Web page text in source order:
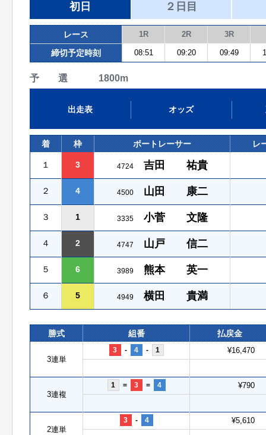
初日 ２日目
レース 1R 2R 3R
締切予定時刻 08:51 09:20 09:49
予 選 1800m
出走表 オッズ
着 枠 ボートレーサー レ
１ 3 4724 吉田 祐貴
２ 4 4500 山田 康二
３ 1 3335 小菅 文隆
４ 2 4747 山戸 信二
５ 6 3989 熊本 英一
６ 5 4949 横田 貴満
勝式 組番 払戻金
3連単
3 - 4 - 1 ¥16,470
3連複
1 = 3 = 4 ¥790
2連単
3 - 4 ¥5,610